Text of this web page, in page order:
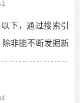
下，通过搜索引
非能不断发掘新
，人气...